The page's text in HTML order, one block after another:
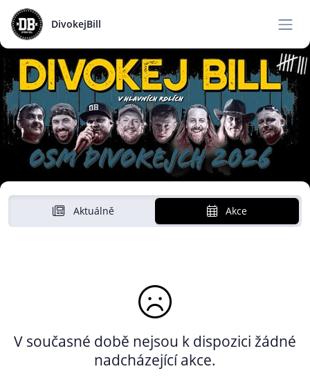
DivokejBill
Aktuálně Akce
V současné době nejsou k dispozici žádné
nadcházející akce.